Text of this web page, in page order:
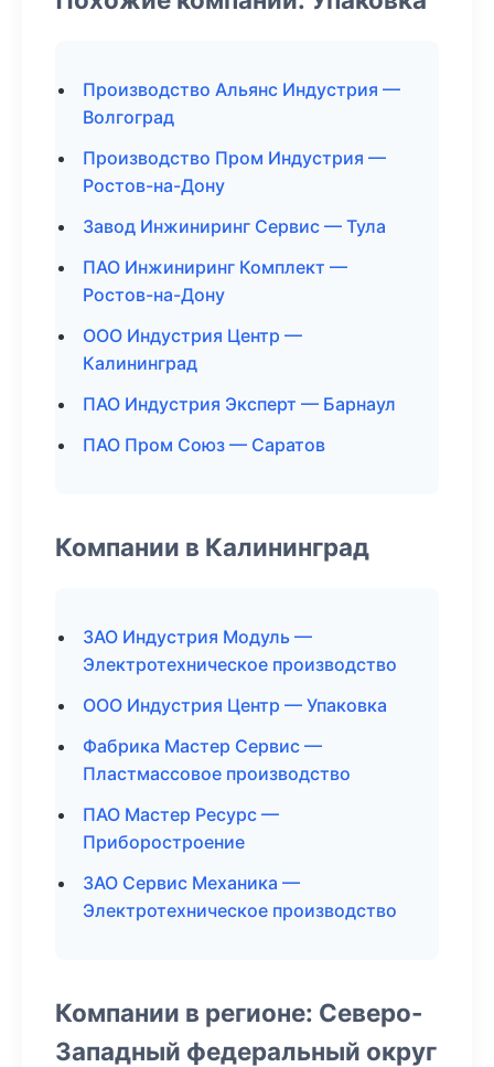
Производство Альянс Индустрия —
Волгоград
Производство Пром Индустрия —
Ростов-на-Дону
Завод Инжиниринг Сервис — Тула
ПАО Инжиниринг Комплект —
Ростов-на-Дону
ООО Индустрия Центр —
Калининград
ПАО Индустрия Эксперт — Барнаул
ПАО Пром Союз — Саратов
Компании в Калининград
ЗАО Индустрия Модуль —
Электротехническое производство
ООО Индустрия Центр — Упаковка
Фабрика Мастер Сервис —
Пластмассовое производство
ПАО Мастер Ресурс —
Приборостроение
ЗАО Сервис Механика —
Электротехническое производство
Компании в регионе: Северо-
Западный федеральный округ